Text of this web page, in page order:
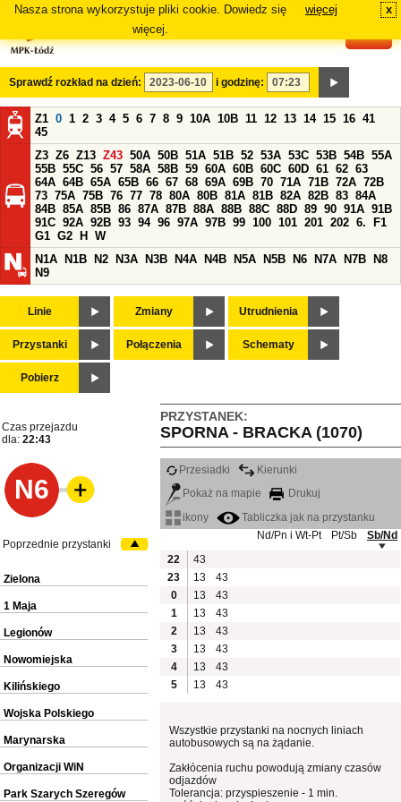
Nasza strona wykorzystuje pliki cookie. Dowiedz się
więcej.
więcej x
Sprawdź rozkład na dzień: i godzinę:
Z1 0 1 2 3 4 5 6 7 8 9 10A 10B 11 12 13 14 15 16 41
45
Z3 Z6 Z13 Z43 50A 50B 51A 51B 52 53A 53C 53B 54B 55A
55B 55C 56 57 58A 58B 59 60A 60B 60C 60D 61 62 63
64A 64B 65A 65B 66 67 68 69A 69B 70 71A 71B 72A 72B
73 75A 75B 76 77 78 80A 80B 81A 81B 82A 82B 83 84A
84B 85A 85B 86 87A 87B 88A 88B 88C 88D 89 90 91A 91B
91C 92A 92B 93 94 96 97A 97B 99 100 101 201 202 6.
F1
G1 G2 H
W
N1A
N1B N2 N3A N3B N4A N4B N5A N5B N6 N7A N7B
N8
N9
Linie Zmiany Utrudnienia
Przystanki Połączenia Schematy
Pobierz
PRZYSTANEK:
SPORNA - BRACKA (1070)
Czas przejazdu
dla: 22:43
N6
Przesiadki
Kierunki
Pokaż na mapie
Drukuj
ikony
Tabliczka jak na przystanku
Nd/Pn i Wt-Pt
Pt/Sb
Sb/Nd
22
43
23
13
43
0
13
43
1
13
43
2
13
43
3
13
43
4
13
43
5
13 43
Wszystkie przystanki na nocnych liniach
autobusowych są na żądanie.
Zakłócenia ruchu powodują zmiany czasów
odjazdów
Tolerancja: przyspieszenie - 1 min.
Poprzednie przystanki
Zielona
1 Maja
Legionów
Nowomiejska
Kilińskiego
Wojska Polskiego
Marynarska
Organizacji WiN
Park Szarych Szeregów